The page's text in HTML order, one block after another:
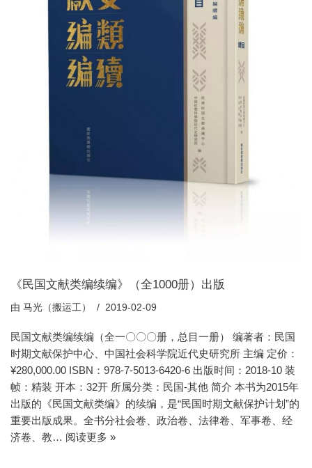
《民国文献类编续编》（全1000册）出版
由 马光（搬运工） 2019-02-09
民国文献类编续编（全一〇〇〇册，总目一册） 编著者：民国
时期文献保护中心、中国社会科学院近代史研究所 主编 定价：
¥280,000.00 ISBN：978-7-5013-6420-6 出版时间：2018-10 装
帧：精装 开本：32开 所属分类：民国-其他 简介 本书为2015年
出版的《民国文献类编》的续编，是“民国时期文献保护计划”的
重要出版成果。全书分社会卷、政治卷、法律卷、军事卷、经
济卷、教… 阅读更多 »